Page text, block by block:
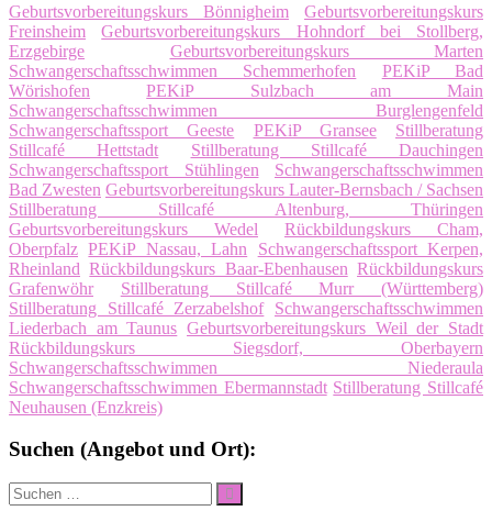
Geburtsvorbereitungskurs Bönnigheim
Geburtsvorbereitungskurs
Freinsheim
Geburtsvorbereitungskurs Hohndorf bei Stollberg,
Erzgebirge
Geburtsvorbereitungskurs Marten
Schwangerschaftsschwimmen Schemmerhofen
PEKiP Bad
Wörishofen
PEKiP Sulzbach am Main
Schwangerschaftsschwimmen Burglengenfeld
Schwangerschaftssport Geeste
PEKiP Gransee
Stillberatung
Stillcafé Hettstadt
Stillberatung Stillcafé Dauchingen
Schwangerschaftssport Stühlingen
Schwangerschaftsschwimmen
Bad Zwesten Geburtsvorbereitungskurs Lauter-Bernsbach / Sachsen
Stillberatung Stillcafé Altenburg, Thüringen
Geburtsvorbereitungskurs Wedel
Rückbildungskurs Cham,
Oberpfalz PEKiP Nassau, Lahn
Schwangerschaftssport Kerpen,
Rheinland Rückbildungskurs Baar-Ebenhausen Rückbildungskurs
Grafenwöhr
Stillberatung Stillcafé Murr (Württemberg)
Stillberatung Stillcafé Zerzabelshof
Schwangerschaftsschwimmen
Liederbach am Taunus Geburtsvorbereitungskurs Weil der Stadt
Rückbildungskurs Siegsdorf, Oberbayern
Schwangerschaftsschwimmen Niederaula
Schwangerschaftsschwimmen Ebermannstadt Stillberatung Stillcafé
Neuhausen (Enzkreis)
Suchen (Angebot und Ort):
Suche
nach:
Suchen